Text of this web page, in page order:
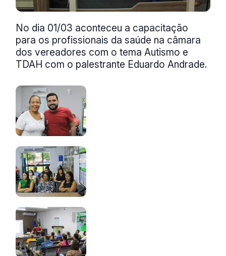
No dia 01/03 aconteceu a capacitação
para os profissionais da saúde na câmara
dos vereadores com o tema Autismo e
TDAH com o palestrante Eduardo Andrade.